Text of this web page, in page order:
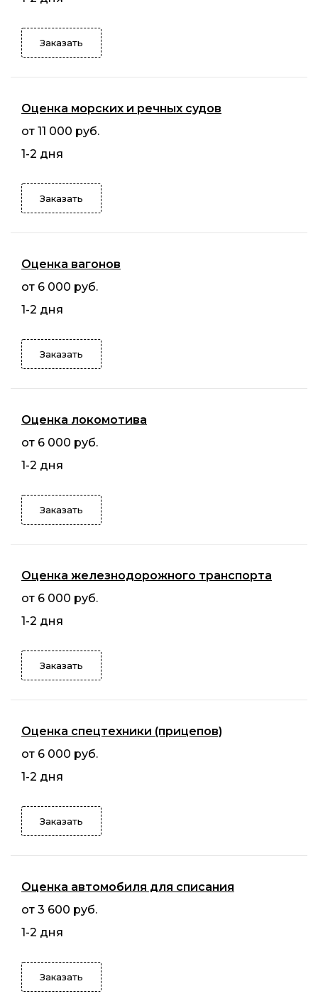
Заказать
Оценка морских и речных судов
от 11 000 руб.
1-2 дня
Заказать
Оценка вагонов
от 6 000 руб.
1-2 дня
Заказать
Оценка локомотива
от 6 000 руб.
1-2 дня
Заказать
Оценка железнодорожного транспорта
от 6 000 руб.
1-2 дня
Заказать
Оценка спецтехники (прицепов)
от 6 000 руб.
1-2 дня
Заказать
Оценка автомобиля для списания
от 3 600 руб.
1-2 дня
Заказать